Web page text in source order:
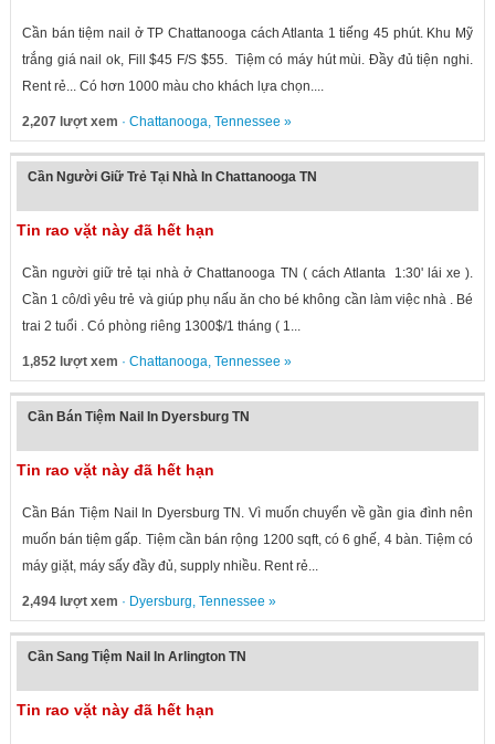
Cần bán tiệm nail ở TP Chattanooga cách Atlanta 1 tiếng 45 phút. Khu Mỹ
trắng giá nail ok, Fill $45 F/S $55. Tiệm có máy hút mùi. Đầy đủ tiện nghi.
Rent rẻ... Có hơn 1000 màu cho khách lựa chọn....
2,207 lượt xem · Chattanooga, Tennessee »
Cần Người Giữ Trẻ Tại Nhà In Chattanooga TN
Tin rao vặt này đã hết hạn
Cần người giữ trẻ tại nhà ở Chattanooga TN ( cách Atlanta 1:30' lái xe ).
Cần 1 cô/dì yêu trẻ và giúp phụ nấu ăn cho bé không cần làm việc nhà . Bé
trai 2 tuổi . Có phòng riêng 1300$/1 tháng ( 1...
1,852 lượt xem · Chattanooga, Tennessee »
Cần Bán Tiệm Nail In Dyersburg TN
Tin rao vặt này đã hết hạn
Cần Bán Tiệm Nail In Dyersburg TN. Vì muốn chuyển về gần gia đình nên
muốn bán tiệm gấp. Tiệm cần bán rộng 1200 sqft, có 6 ghế, 4 bàn. Tiệm có
máy giặt, máy sấy đầy đủ, supply nhiều. Rent rẻ...
2,494 lượt xem · Dyersburg, Tennessee »
Cần Sang Tiệm Nail In Arlington TN
Tin rao vặt này đã hết hạn